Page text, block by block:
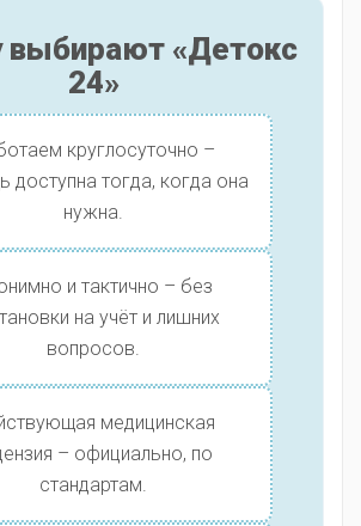
выбирают «Детокс
24»
круглосуточно –
доступна тогда, когда она
нужна.
и тактично – без
на учёт и лишних
вопросов.
медицинская
– официально, по
стандартам.